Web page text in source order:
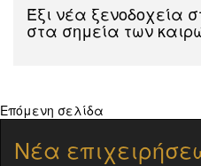
Έξι νέα ξενοδοχεία
στα σημεία των
Επόμενη σελίδα
Νέα